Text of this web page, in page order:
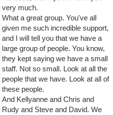
very much.
What a great group. You've all
given me such incredible support,
and I will tell you that we have a
large group of people. You know,
they kept saying we have a small
staff. Not so small. Look at all the
people that we have. Look at all of
these people.
And Kellyanne and Chris and
Rudy and Steve and David. We